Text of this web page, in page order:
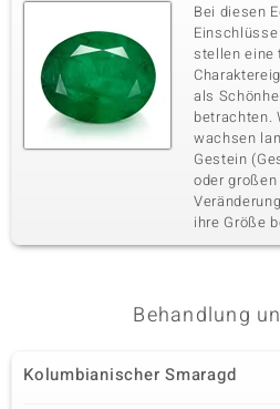
Bei diesen
stellen eine
als
betrachten.
wachsen
Gestein
oder
ihre Größe
Behandlung
Kolumbianischer Smaragd